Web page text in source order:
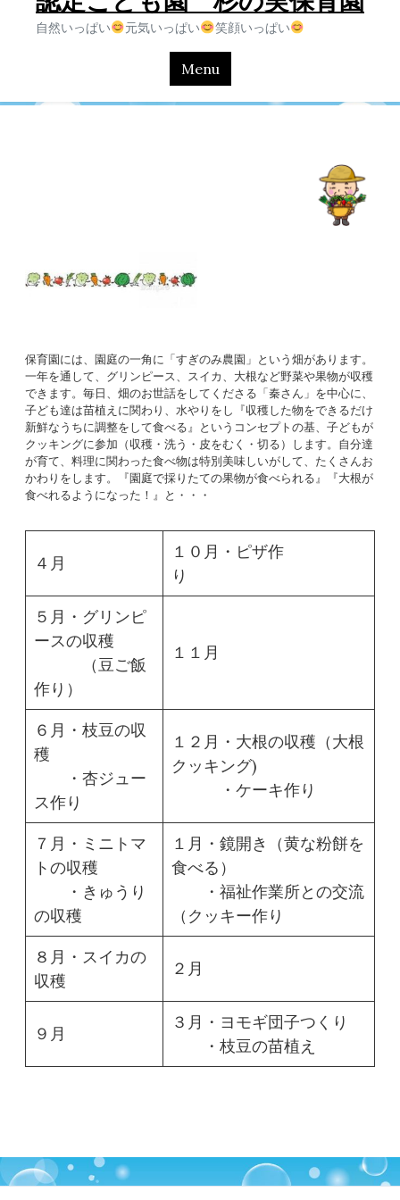
自然いっぱい 元気いっぱい 笑顔いっぱい
Menu
保育園には、園庭の一角に「すぎのみ農園」という畑があります。
一年を通して、グリンピース、スイカ、大根など野菜や果物が収穫
できます。毎日、畑のお世話をしてくださる「秦さん」を中心に、
子ども達は苗植えに関わり、水やりをし『収穫した物をできるだけ
新鮮なうちに調整をして食べる』というコンセプトの基、子どもが
クッキングに参加（収穫・洗う・皮をむく・切る）します。自分達
が育て、料理に関わった食べ物は特別美味しいがして、たくさんお
かわりをします。『園庭で採りたての果物が食べられる』『大根が
食べれるようになった！』と・・・
４月
１０月・ピザ作
り
５月・グリンピ
ースの収穫
（豆ご飯
作り）
１１月
６月・枝豆の収
穫
・杏ジュー
ス作り
１２月・大根の収穫（大根
クッキング)
・ケーキ作り
７月・ミニトマ
トの収穫
・きゅうり
の収穫
１月・鏡開き（黄な粉餅を
食べる）
・福祉作業所との交流
（クッキー作り
８月・スイカの
収穫
２月
９月
３月・ヨモギ団子つくり
・枝豆の苗植え